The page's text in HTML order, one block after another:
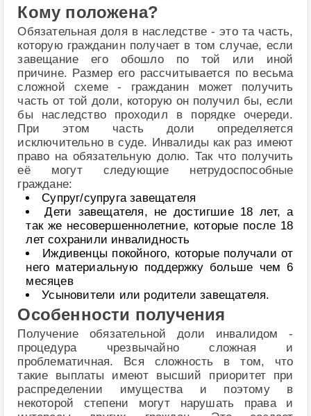
Кому положена?
Обязательная доля в наследстве - это та часть,
которую гражданин получает в том случае, если
завещание его обошло по той или иной
причине. Размер его рассчитывается по весьма
сложной схеме - гражданин может получить
часть от той доли, которую он получил бы, если
бы наследство проходил в порядке очереди.
При этом часть доли определяется
исключительно в суде. Инвалиды как раз имеют
право на обязательную долю. Так что получить
её могут следующие нетрудоспособные
граждане:
Супруг/супруга завещателя
Дети завещателя, не достигшие 18 лет, а
так же несовершеннолетние, которые после 18
лет сохранили инвалидность
Иждивенцы покойного, которые получали от
него материальную поддержку больше чем 6
месяцев
Усыновители или родители завещателя.
Особенности получения
Получение обязательной доли инвалидом -
процедура чрезвычайно сложная и
проблематичная. Вся сложность в том, что
такие выплаты имеют высший приоритет при
распределении имущества и поэтому в
некоторой степени могут нарушать права и